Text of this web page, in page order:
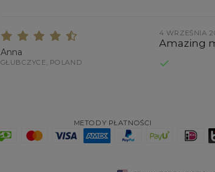
Anna
GŁUBCZYCE, POLAND
4 WRZEŚNIA
Amazing
METODY PŁATNOŚCI